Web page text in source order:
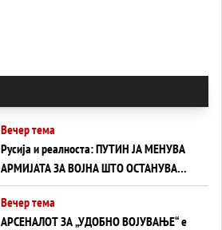
Вечер тема
Русија и реалноста: ПУТИН ЈА МЕНУВА
АРМИЈАТА ЗА ВОЈНА ШТО ОСТАНУВА
БЕЗ ФРОНТ
Вечер тема
АРСЕНАЛОТ ЗА „УДОБНО ВОЈУВАЊЕ“ е